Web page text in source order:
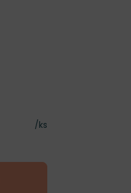
Cena za kus
/ks